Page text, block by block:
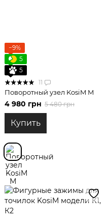
−9%
5
5
11
Поворотный узел KosiM М
4 980 грн 5 480 грн
Купить